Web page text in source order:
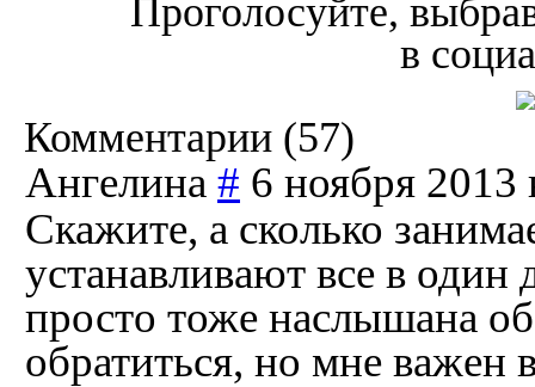
Проголосуйте,
в
Комментарии (57)
Ангелина # 6 ноября 2013
Скажите, а сколько
устанавливают все в один
просто тоже наслышана
обратиться, но мне важен